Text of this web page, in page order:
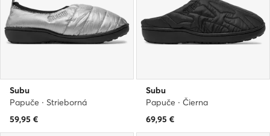
Subu
Papuče · Strieborná
59,95 €
Subu
Papuče · Čierna
69,95 €